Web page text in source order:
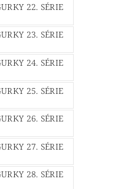
22. SÉRIE
23. SÉRIE
24. SÉRIE
25. SÉRIE
26. SÉRIE
27. SÉRIE
28. SÉRIE